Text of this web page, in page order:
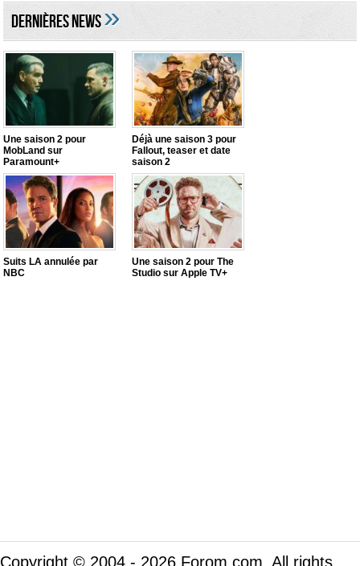
DERNIÈRES NEWS»
Une saison 2 pour
MobLand sur
Paramount+
Déjà une saison 3 pour
Fallout, teaser et date
saison 2
Suits LA annulée par
NBC
Une saison 2 pour The
Studio sur Apple TV+
Copyright © 2004 - 2026 Forom.com. All rights